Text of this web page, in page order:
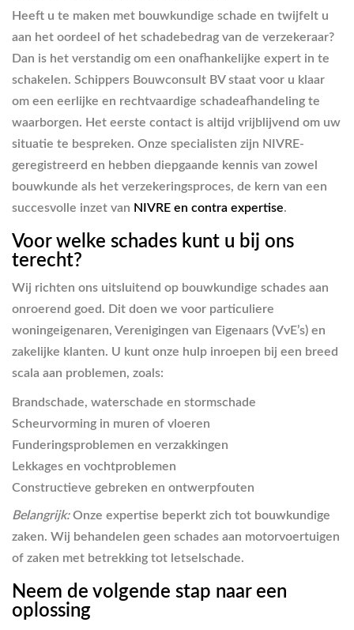
Heeft u te maken met bouwkundige schade en twijfelt u
aan het oordeel of het schadebedrag van de verzekeraar?
Dan is het verstandig om een onafhankelijke expert in te
schakelen. Schippers Bouwconsult BV staat voor u klaar
om een eerlijke en rechtvaardige schadeafhandeling te
waarborgen. Het eerste contact is altijd vrijblijvend om uw
situatie te bespreken. Onze specialisten zijn NIVRE-
geregistreerd en hebben diepgaande kennis van zowel
bouwkunde als het verzekeringsproces, de kern van een
succesvolle inzet van NIVRE en contra expertise.
Voor welke schades kunt u bij ons
terecht?
Wij richten ons uitsluitend op bouwkundige schades aan
onroerend goed. Dit doen we voor particuliere
woningeigenaren, Verenigingen van Eigenaars (VvE’s) en
zakelijke klanten. U kunt onze hulp inroepen bij een breed
scala aan problemen, zoals:
Brandschade, waterschade en stormschade
Scheurvorming in muren of vloeren
Funderingsproblemen en verzakkingen
Lekkages en vochtproblemen
Constructieve gebreken en ontwerpfouten
Belangrijk:Onze expertise beperkt zich tot bouwkundige
zaken. Wij behandelen geen schades aan motorvoertuigen
of zaken met betrekking tot letselschade.
Neem de volgende stap naar een
oplossing